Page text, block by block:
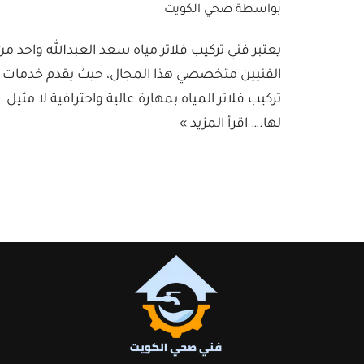
بواسطة صحي الكويت
يعتبر فني تركيب فلاتر مياه سعد العبدالله واحد
الفنيين متخصصي هذا المجال، حيث يقدم خدمات
تركيب فلاتر المياه بمهارة عالية واحترافية لا مثيل
لها.… اقرأ المزيد »